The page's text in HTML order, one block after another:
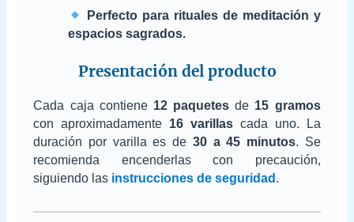
Perfecto para rituales de meditación y
espacios sagrados.
Presentación del producto
Cada caja contiene 12 paquetes de 15 gramos
con aproximadamente 16 varillas cada uno. La
duración por varilla es de 30 a 45 minutos. Se
recomienda encenderlas con precaución,
siguiendo las instrucciones de seguridad .